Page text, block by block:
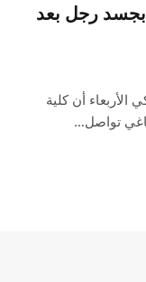
بجسد رجل بعد
أن كلية
تواصل…